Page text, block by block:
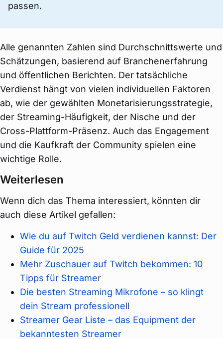
passen.
Alle genannten Zahlen sind Durchschnittswerte und
Schätzungen, basierend auf Branchenerfahrung
und öffentlichen Berichten. Der tatsächliche
Verdienst hängt von vielen individuellen Faktoren
ab, wie der gewählten Monetarisierungsstrategie,
der Streaming-Häufigkeit, der Nische und der
Cross-Plattform-Präsenz. Auch das Engagement
und die Kaufkraft der Community spielen eine
wichtige Rolle.
Weiterlesen
Wenn dich das Thema interessiert, könnten dir
auch diese Artikel gefallen:
Wie du auf Twitch Geld verdienen kannst: Der
Guide für 2025
Mehr Zuschauer auf Twitch bekommen: 10
Tipps für Streamer
Die besten Streaming Mikrofone – so klingt
dein Stream professionell
Streamer Gear Liste – das Equipment der
bekanntesten Streamer